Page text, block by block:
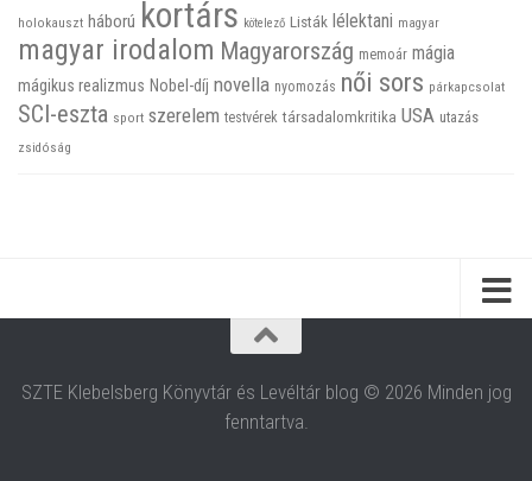
holokauszt háború kortárs kötelező Listák lélektani magyar
magyar irodalom Magyarország memoár mágia
mágikus realizmus Nobel-díj novella nyomozás női sors párkapcsolat
SCI-eszta sport szerelem testvérek társadalomkritika USA utazás
zsidóság
SZTE Klebelsberg Könyvtár és Levéltár blog © 2026 Minden jog
fenntartva.